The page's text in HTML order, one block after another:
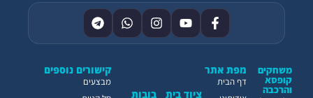
קישורים נוספים
מבצעים
ציוד בית בובות
משחקים
קופסא
והרכבה
מפת אתר
דף הבית